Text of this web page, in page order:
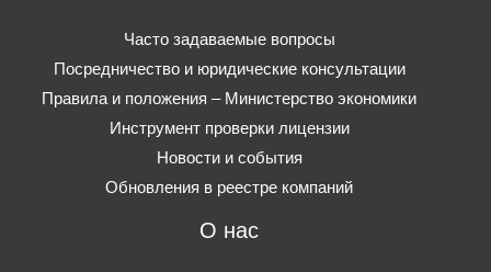
Часто задаваемые вопросы
Посредничество и юридические консультации
Правила и положения – Министерство экономики
Инструмент проверки лицензии
Новости и события
Обновления в реестре компаний
О нас